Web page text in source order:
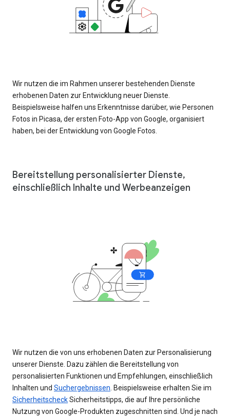
Wir nutzen die im Rahmen unserer bestehenden Dienste
erhobenen Daten zur Entwicklung neuer Dienste.
Beispielsweise halfen uns Erkenntnisse darüber, wie Personen
Fotos in Picasa, der ersten Foto-App von Google, organisiert
haben, bei der Entwicklung von Google Fotos.
Bereitstellung personalisierter Dienste,
einschließlich Inhalte und Werbeanzeigen
Wir nutzen die von uns erhobenen Daten zur Personalisierung
unserer Dienste. Dazu zählen die Bereitstellung von
personalisierten Funktionen und Empfehlungen, einschließlich
Inhalten und Suchergebnissen . Beispielsweise erhalten Sie im
SicherheitscheckSicherheitstipps, die auf Ihre persönliche
Nutzung von Google-Produkten zugeschnitten sind. Und je nach